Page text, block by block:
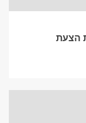
הצעת